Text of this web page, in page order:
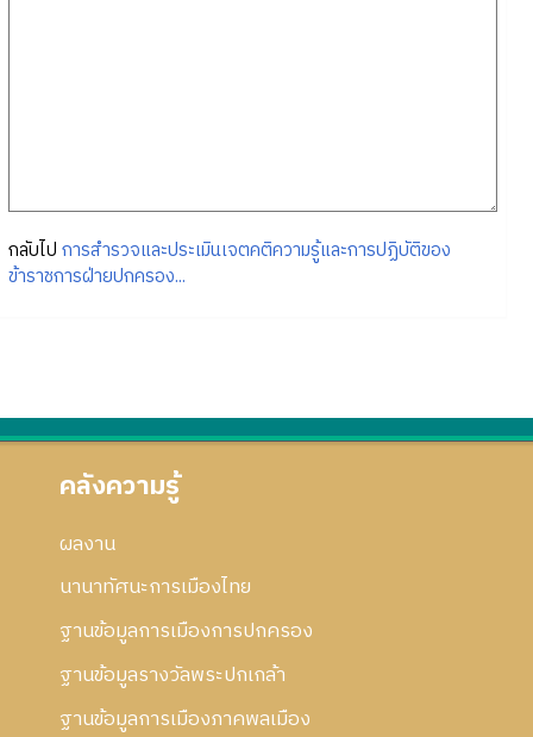
กลับไป การสำรวจและประเมินเจตคติความรู้และการปฏิบัติของ
ข้าราชการฝ่ายปกครอง...
คลังความรู้
ผลงาน
นานาทัศนะการเมืองไทย
ฐานข้อมูลการเมืองการปกครอง
ฐานข้อมูลรางวัลพระปกเกล้า
ฐานข้อมูลการเมืองภาคพลเมือง